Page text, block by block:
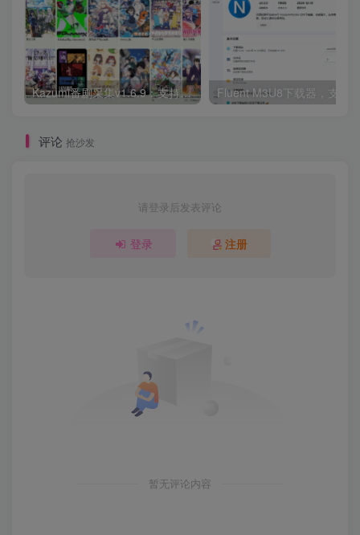
Kazumi番剧采集v1.6.9：支持自定义规则+在线观看+弹幕，跨平台下载 Fluent M3U8下载器，支持
评论 抢沙发
请登录后发表评论
登录 注册
暂无评论内容